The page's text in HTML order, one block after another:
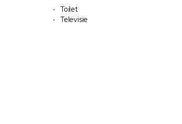
Toilet
Televisie